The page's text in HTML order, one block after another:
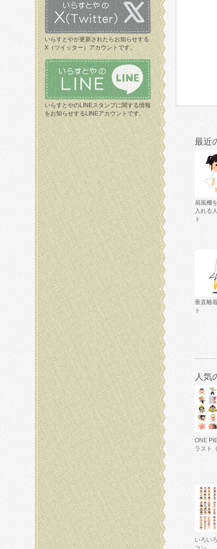
いらすとやが更新されたらお知らせする
X（ツイッター）アカウントです。
いらすとやのLINEスタンプに関する情報
をお知らせするLINEアカウントです。
最近
扇風機
入れる
ト
垂直離
ト
人気
ONE
ラスト
いろい